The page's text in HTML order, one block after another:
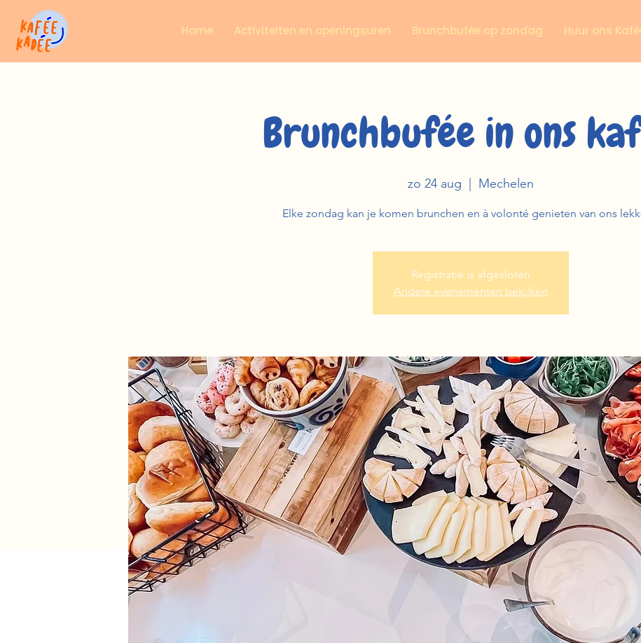
Home Activiteiten en openingsuren Brunchbufée op zondag Huur ons
Brunchbufée in ons
zo 24 aug Mechelen
Elke zondag kan je komen brunchen en à volonté genieten van ons
Registratie is afgesloten
Andere evenementen bekijken